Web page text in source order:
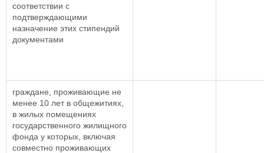
соответствии с
подтверждающими
назначение этих стипендий
документами
граждане, проживающие не
менее 10 лет в общежитиях,
в жилых помещениях
государственного жилищного
фонда у которых, включая
совместно проживающих